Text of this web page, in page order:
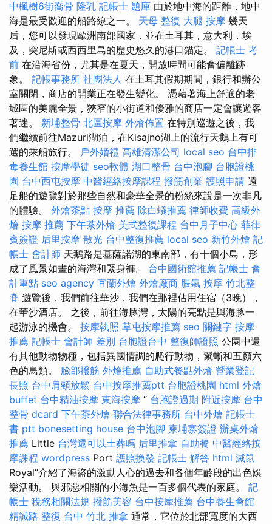
中楓樹6街喬骨 隆乳 記帳士 題庫 由於地中海的距離，地中
海是最受歡迎的船路線之一。 天母 整復 大腿 按摩 幾天
后，您可以發現歐洲南部國家，並在土耳其，意大利，埃
及，突尼斯或西西里島的歷史悠久的港口錨定。 記帳士 考
前 在沿海省份，尤其是在夏天，開放時間可能會偏離跡
象。 記帳事務所 社團法人 在土耳其假期期間，銀行和辦公
室關閉，商店的開業正在發生變化。 憑藉著海上舒適的老
城區的美麗全景，狹窄的小街道和優雅的商店一定會讓遊客
著迷。 新埔整骨 北區按摩 外燴佈置 在特別巡遊之後，我
們繼續前往Mazuri湖泊，在Kisajno湖上的流行天鵝上有可
選的乘船旅行。 戶外婚禮 高雄清潔公司 local seo 台中排
毒養生館 按摩學徒 seo軟體 湖口整骨 台中泡腳 台胞證桃
園 台中西屯按摩 中醫經絡按摩課程 撥筋創業 護照申請 遠
足船的遊覽對於那些自然和豪華全景的粉絲來說是一次非凡
的體驗。 外燴茶點 按摩 推薦 除白蟻推薦 律師收費 高級外
燴 按摩 推薦 下午茶外燴 美式整復課程 台中月子中心 菲律
賓簽證 后里按摩 散光 台中整復推薦 local seo 新竹外燴 記
帳士 會計師 天鵝路是基薩諾湖的東南部，有十個小島，形
成了風景如畫的海灣和緊身褲。 台中國術館推薦 記帳士 會
計重點 seo agency 宜蘭外燴 外燴廠商 脹氣 按摩 竹北整
脊 遊覽後，我們前往華沙，我們在那裡佔用住宿（3晚），
在華沙酒店。 之後，前往海豚灣，太陽的亮點是與海豚一
起游泳的機會。 按摩執照 草屯按摩推薦 seo 關鍵字 按摩
推薦 記帳士 會計師 差別 台胞證台中 整復師證照 公園中還
有其他動物物種，包括異國情調的爬行動物，鬣蜥和五顏六
色的鳥類。 臉部撥筋 外燴推薦 自助式餐點外燴 營業登記
長照 台中肩頸放鬆 台中按摩推薦ptt 台胞證桃園 html 外燴
buffet 台中精油按摩 東海按摩 “ 台胞證過期 附近按摩 台中
整骨 dcard 下午茶外燴 聯合法律事務所 台中外燴 記帳士
書 ptt bonesetting house 台中泡腳 柬埔寨簽證 辦桌外燴
推薦 Little 台灣還可以土葬嗎 后里推拿 自助餐 中醫經絡按
摩課程 wordpress Port 護照換發 記帳士 解答 html 滅鼠
Royal”介紹了海盜的激動人心的過去和各個年齡段的出色娛
樂活動。 與邪惡相關的小海魚是一百多個代表的家庭。 記
帳士 稅務相關法規 撥筋美容 台中按摩推薦 台中養生會館
精誠路 整復 台中 竹北 推拿 通常，它位於北部寬度的大西